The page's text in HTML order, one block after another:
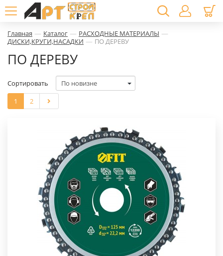
Главная — Каталог — РАСХОДНЫЕ МАТЕРИАЛЫ —
ДИСКИ,КРУГИ,НАСАДКИ — ПО ДЕРЕВУ
ПО ДЕРЕВУ
1 2
Сортировать